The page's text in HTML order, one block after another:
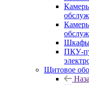
ПКУ-
Щитовое